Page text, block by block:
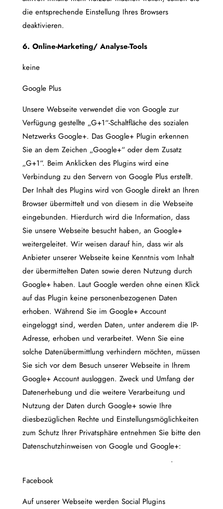
die entsprechende Einstellung Ihres Browsers
deaktivieren.
6. Online-Marketing/ Analyse-Tools
keine
Google Plus
Unsere Webseite verwendet die von Google zur
Verfügung gestellte „G+1“-Schaltfläche des sozialen
Netzwerks Google+. Das Google+ Plugin erkennen
Sie an dem Zeichen „Google+“ oder dem Zusatz
„G+1“. Beim Anklicken des Plugins wird eine
Verbindung zu den Servern von Google Plus erstellt.
Der Inhalt des Plugins wird von Google direkt an Ihren
Browser übermittelt und von diesem in die Webseite
eingebunden. Hierdurch wird die Information, dass
Sie unsere Webseite besucht haben, an Google+
weitergeleitet. Wir weisen darauf hin, dass wir als
Anbieter unserer Webseite keine Kenntnis vom Inhalt
der übermittelten Daten sowie deren Nutzung durch
Google+ haben. Laut Google werden ohne einen Klick
auf das Plugin keine personenbezogenen Daten
erhoben. Während Sie im Google+ Account
eingeloggt sind, werden Daten, unter anderem die IP-
Adresse, erhoben und verarbeitet. Wenn Sie eine
solche Datenübermittlung verhindern möchten, müssen
Sie sich vor dem Besuch unserer Webseite in Ihrem
Google+ Account ausloggen. Zweck und Umfang der
Datenerhebung und die weitere Verarbeitung und
Nutzung der Daten durch Google+ sowie Ihre
diesbezüglichen Rechte und Einstellungsmöglichkeiten
zum Schutz Ihrer Privatsphäre entnehmen Sie bitte den
Datenschutzhinweisen von Google und Google+:
.
Facebook
Auf unserer Webseite werden Social Plugins